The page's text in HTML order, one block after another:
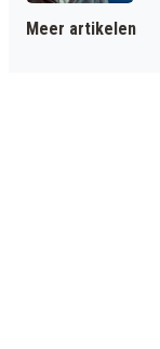
Meer artikelen